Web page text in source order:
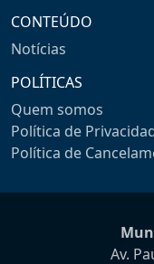
CONTEÚDO
Notícias
POLÍTICAS
Quem somos
Política de
Política de
Av.